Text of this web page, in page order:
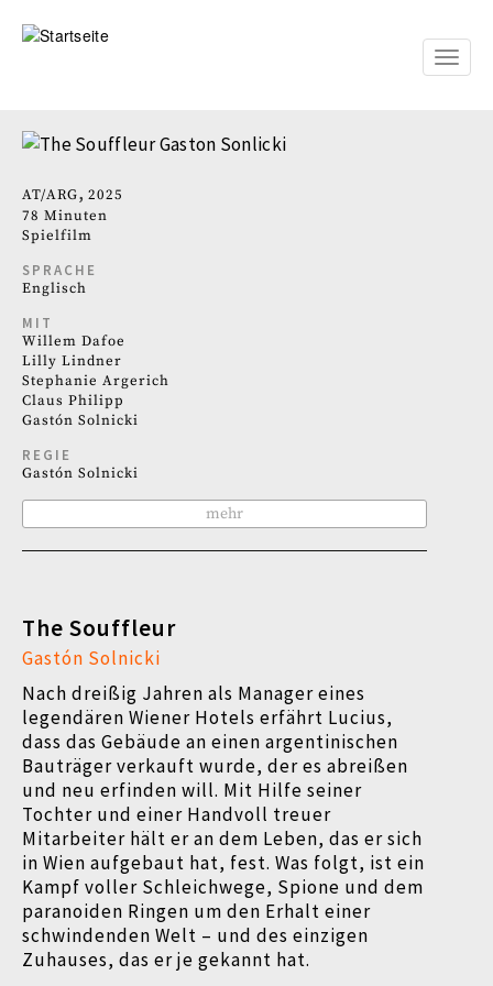
zum
Toggle
AT ARG
2025
78 Minuten
Spielfilm
SPRACHE
Englisch
MIT
Willem Dafoe
Lilly Lindner
Stephanie Argerich
Claus Philipp
Gastón Solnicki
REGIE
Gastón Solnicki
mehr
The Souffleur
Gastón Solnicki
Nach dreißig Jahren als Manager eines
legendären Wiener Hotels erfährt Lucius,
dass das Gebäude an einen argentinischen
Bauträger verkauft wurde, der es abreißen
und neu erfinden will. Mit Hilfe seiner
Tochter und einer Handvoll treuer
Mitarbeiter hält er an dem Leben, das er sich
in Wien aufgebaut hat, fest. Was folgt, ist ein
Kampf voller Schleichwege, Spione und dem
paranoiden Ringen um den Erhalt einer
schwindenden Welt – und des einzigen
Zuhauses, das er je gekannt hat.